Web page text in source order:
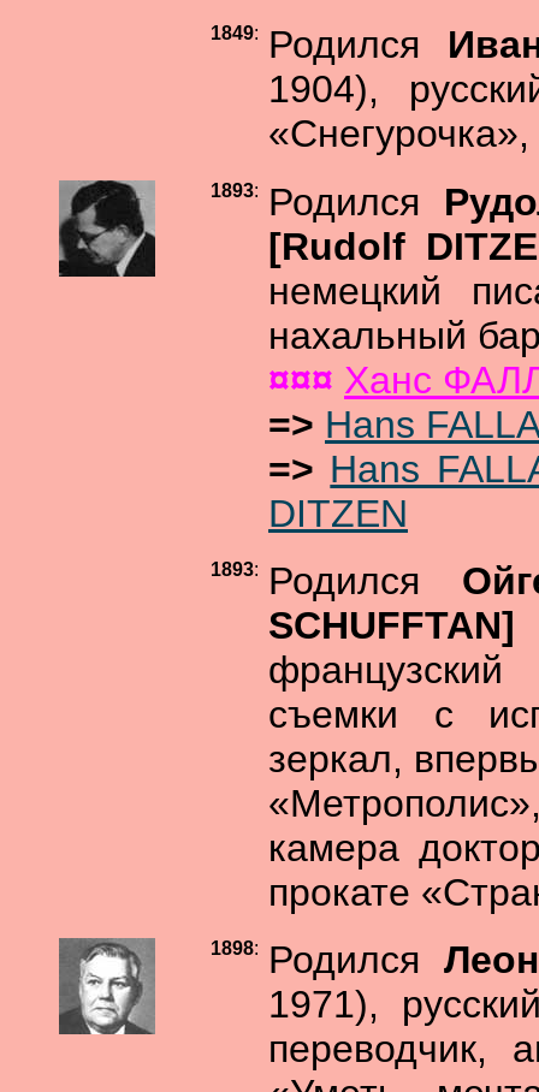
1849: Родился
1904),
1893: Родился
[Rudolf
немецкий
нахальный
¤¤¤ Ханс
=> Hans
=> Hans
DITZEN
1893: Родился
французский
съемки с
зеркал,
камера
прокате
1898: Родился
1971),
переводчик,